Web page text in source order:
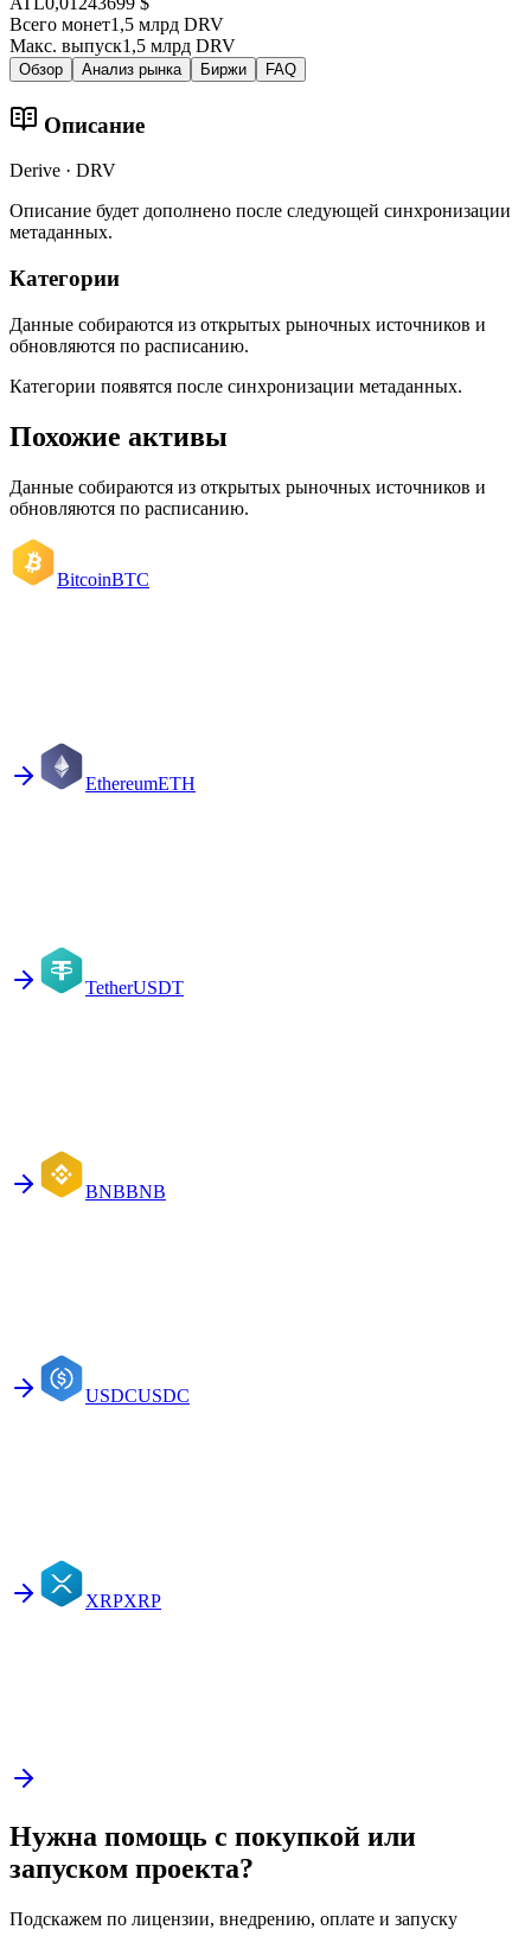
Всего монет1,5 млрд DRV
Макс. выпуск1,5 млрд DRV
Обзор Анализ рынка Биржи FAQ
Описание
Derive · DRV
Описание будет дополнено после следующей синхронизации
метаданных.
Категории
Данные собираются из открытых рыночных источников и
обновляются по расписанию.
Категории появятся после синхронизации метаданных.
Похожие активы
Данные собираются из открытых рыночных источников и
обновляются по расписанию.
BitcoinBTC
EthereumETH
TetherUSDT
BNBBNB
USDCUSDC
XRPXRP
Нужна помощь с покупкой или
запуском проекта?
Подскажем по лицензии, внедрению, оплате и запуску